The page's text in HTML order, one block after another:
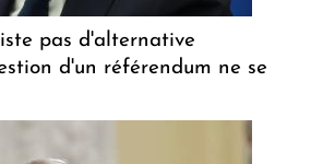
pas d'alternative
d'un référendum ne se